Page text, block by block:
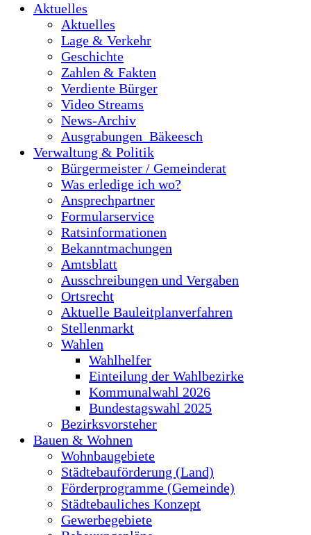
Aktuelles
Aktuelles
Lage & Verkehr
Geschichte
Zahlen & Fakten
Verdiente Bürger
Video Streams
News-Archiv
Ausgrabungen_Bäkeesch
Verwaltung & Politik
Bürgermeister / Gemeinderat
Was erledige ich wo?
Ansprechpartner
Formularservice
Ratsinformationen
Bekanntmachungen
Amtsblatt
Ausschreibungen und Vergaben
Ortsrecht
Aktuelle Bauleitplanverfahren
Stellenmarkt
Wahlen
Wahlhelfer
Einteilung der Wahlbezirke
Kommunalwahl 2026
Bundestagswahl 2025
Bezirksvorsteher
Bauen & Wohnen
Wohnbaugebiete
Städtebauförderung (Land)
Förderprogramme (Gemeinde)
Städtebauliches Konzept
Gewerbegebiete